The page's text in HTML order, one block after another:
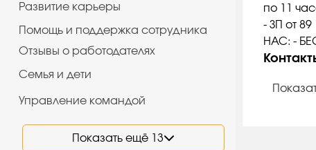
Развитие карьеры
Помощь и поддержка сотрудника
Отзывы о работодателях
Семья и дети
Управление командой
Показать ещё 13
по 11
- ЗП от
НАС: -